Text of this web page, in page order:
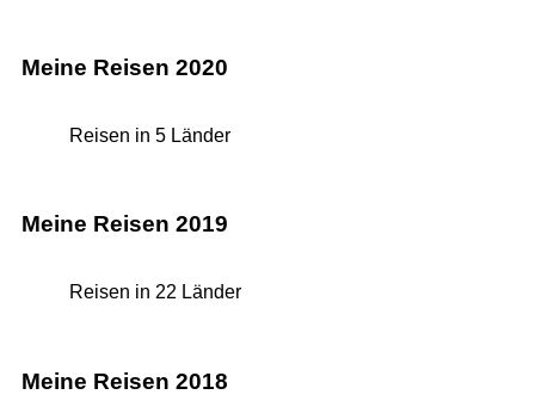
Meine Reisen 2020
Reisen in 5 Länder
Meine Reisen 2019
Reisen in 22 Länder
Meine Reisen 2018